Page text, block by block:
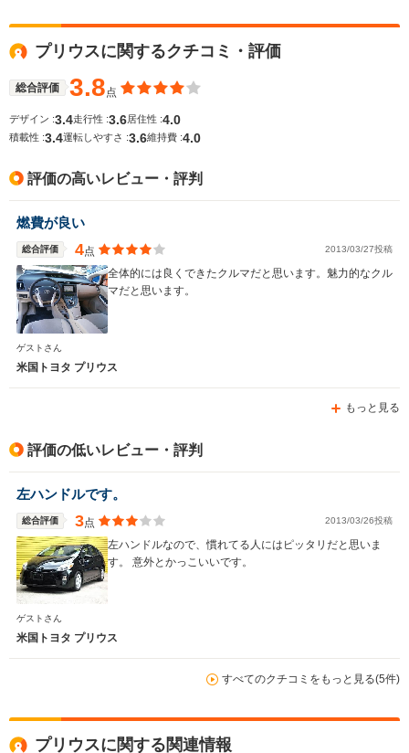
サイズ
(全長x全幅x全高)
WLTCモード
燃費
駆動方式
全高
-m
-m
FF
全高
3500cc
プリウスに関するクチコミ・評価
総合評価 3.8点
デザイン :3.4走行性 :3.6 居住性 :4.0
積載性 :3.4運転しやすさ :3.6維持費 :4.0
評価の高いレビュー・評判
燃費が良い
総合評価 4点 2013/03/27投稿
全体的には良くできたクルマだと思います。魅力的なクル
マだと思います。
ゲストさん
米国トヨタ プリウス
もっと見る
評価の低いレビュー・評判
左ハンドルです。
総合評価 3点 2013/03/26投稿
左ハンドルなので、慣れてる人にはピッタリだと思いま
す。 意外とかっこいいです。
ゲストさん
米国トヨタ プリウス
すべてのクチコミをもっと見る(5件)
プリウスに関する関連情報